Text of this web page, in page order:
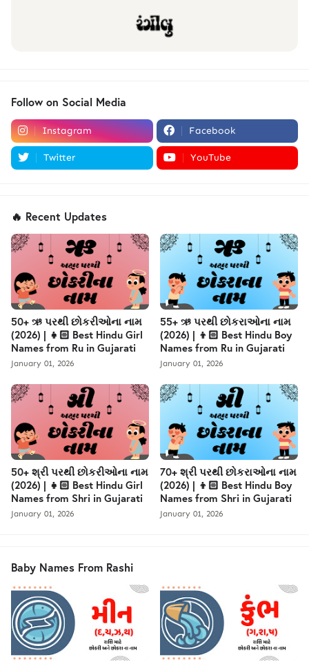
Follow on Social Media
Instagram Facebook
Twitter YouTube
🔥 Recent Updates
50+ ઋ પરથી છોકરીઓના નામ
(2026) | 👧🏻 Best Hindu Girl
Names from Ru in Gujarati
January 01, 2026
55+ ઋ પરથી છોકરાઓના નામ
(2026) | 👦🏻 Best Hindu Boy
Names from Ru in Gujarati
January 01, 2026
50+ શ્રી પરથી છોકરીઓના નામ
(2026) | 👧🏻 Best Hindu Girl
Names from Shri in Gujarati
January 01, 2026
70+ શ્રી પરથી છોકરાઓના નામ
(2026) | 👦🏻 Best Hindu Boy
Names from Shri in Gujarati
January 01, 2026
Baby Names From Rashi